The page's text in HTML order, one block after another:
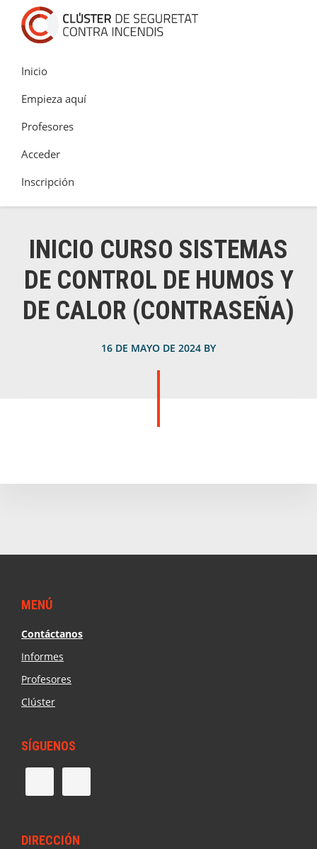
Saltar
navegación
principal
Saltar
principal
Saltar
página
de
Seguretat
Incendis
Inicio
Empieza aquí
Profesores
Acceder
Inscripción
INICIO CURSO SISTEMAS
DE CONTROL DE HUMOS Y
DE CALOR (CONTRASEÑA)
16 DE MAYO DE 2024 BY
Footer
MENÚ
Contáctanos
Informes
Profesores
Clúster
SÍGUENOS
DIRECCIÓN